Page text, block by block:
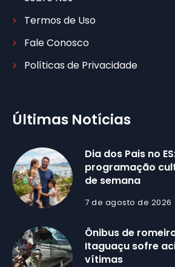
Termos de Uso
Fale Conosco
Políticas de Privacidade
Últimas Notícias
Dia dos Pais no
programação
de semana
7 de agosto de 2026
Ônibus de
Itaguaçu sofre
vítimas